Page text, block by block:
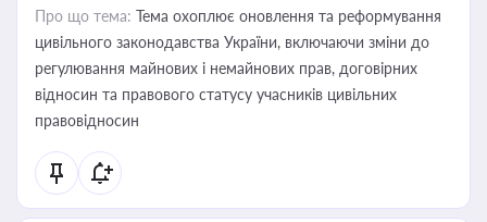
Про що тема: Тема охоплює оновлення та реформування
цивільного законодавства України, включаючи зміни до
регулювання майнових і немайнових прав, договірних
відносин та правового статусу учасників цивільних
правовідносин